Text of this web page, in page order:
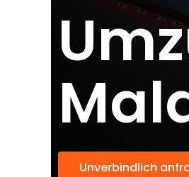
Unverbindlich